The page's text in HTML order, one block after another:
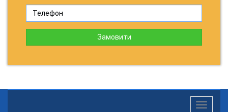
Замовити
Toggle